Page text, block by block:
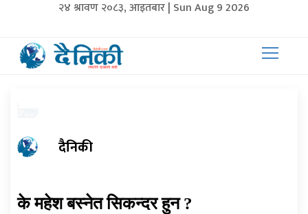
२४ श्रावण २०८३, आइतबार | Sun Aug 9 2026
दैनिकी
के महेश बस्नेत सिकन्दर हुन ?